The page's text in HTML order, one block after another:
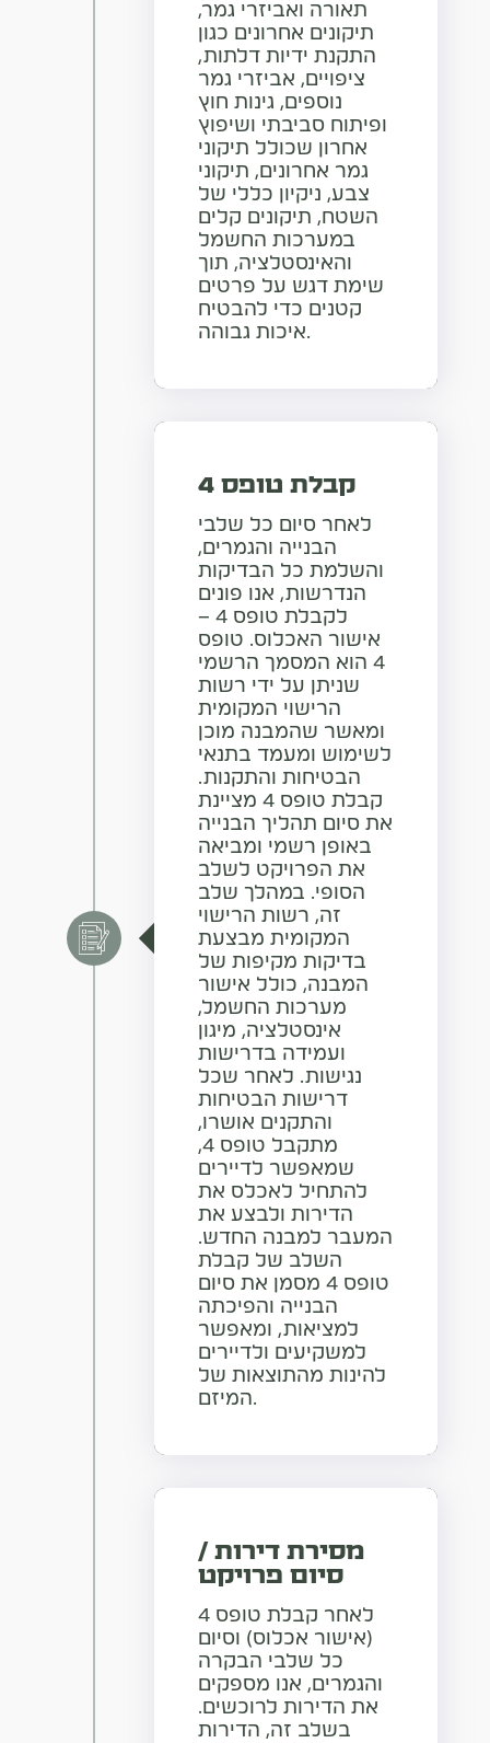
תאורה ואביזרי גמר,
תיקונים אחרונים כגון
התקנת ידיות דלתות,
ציפויים, אביזרי גמר
נוספים, גינות חוץ
ופיתוח סביבתי ושיפוץ
אחרון שכולל תיקוני
גמר אחרונים, תיקוני
צבע, ניקיון כללי של
השטח, תיקונים קלים
במערכות החשמל
והאינסטלציה, תוך
שימת דגש על פרטים
קטנים כדי להבטיח
איכות גבוהה.
קבלת טופס 4
לאחר סיום כל שלבי
הבנייה והגמרים,
והשלמת כל הבדיקות
הנדרשות, אנו פונים
לקבלת טופס 4 –
אישור האכלוס. טופס
4 הוא המסמך הרשמי
שניתן על ידי רשות
הרישוי המקומית
ומאשר שהמבנה מוכן
לשימוש ומעמד בתנאי
הבטיחות והתקנות.
קבלת טופס 4 מציינת
את סיום תהליך הבנייה
באופן רשמי ומביאה
את הפרויקט לשלב
הסופי. במהלך שלב
זה, רשות הרישוי
המקומית מבצעת
בדיקות מקיפות של
המבנה, כולל אישור
מערכות החשמל,
אינסטלציה, מיגון
ועמידה בדרישות
נגישות. לאחר שכל
דרישות הבטיחות
והתקנים אושרו,
מתקבל טופס 4,
שמאפשר לדיירים
להתחיל לאכלס את
הדירות ולבצע את
המעבר למבנה החדש.
השלב של קבלת
טופס 4 מסמן את סיום
הבנייה והפיכתה
למציאות, ומאפשר
למשקיעים ולדיירים
להינות מהתוצאות של
המיזם.
מסירת דירות /
סיום פרויקט
לאחר קבלת טופס 4
(אישור אכלוס) וסיום
כל שלבי הבקרה
והגמרים, אנו מספקים
את הדירות לרוכשים.
בשלב זה, הדירות